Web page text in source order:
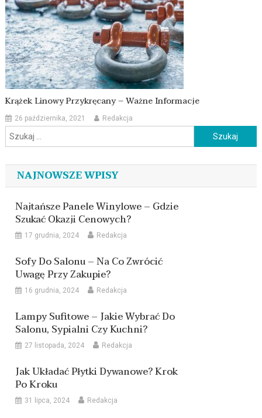
Krążek Linowy Przykręcany – Ważne Informacje
26 października, 2021 Redakcja
Szukaj:
NAJNOWSZE WPISY
Najtańsze Panele Winylowe – Gdzie
Szukać Okazji Cenowych?
17 grudnia, 2024 Redakcja
Sofy Do Salonu – Na Co Zwrócić
Uwagę Przy Zakupie?
16 grudnia, 2024 Redakcja
Lampy Sufitowe – Jakie Wybrać Do
Salonu, Sypialni Czy Kuchni?
27 listopada, 2024 Redakcja
Jak Układać Płytki Dywanowe? Krok
Po Kroku
31 lipca, 2024 Redakcja